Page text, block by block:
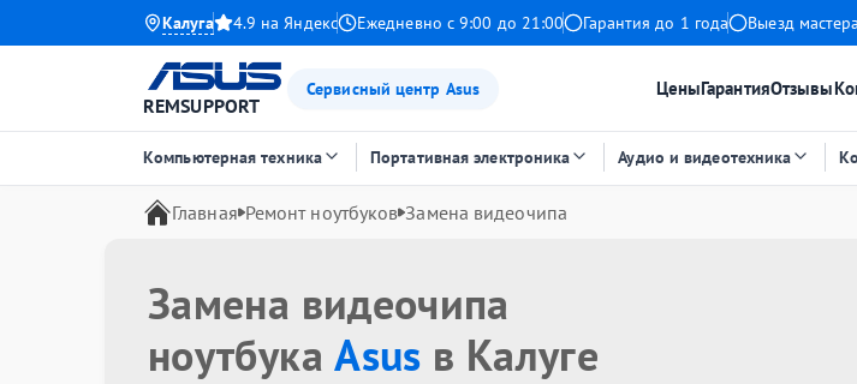
Калуга 4.9 на Яндекс Ежедневно с 9:00 до 21:00 Гарантия до 1 года Выезд
REMSUPPORT
Сервисный центр Asus ЦеныГарантияОтзывы
Компьютерная техника Портативная электроника Аудио и видеотехника
Главная Ремонт ноутбуков Замена видеочипа
Замена видеочипа
ноутбукаAsus в Калуге